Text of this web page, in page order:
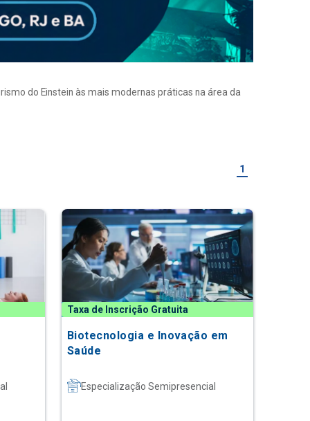
do Einstein às mais modernas práticas na área da
1
Taxa de Inscrição Gratuita
Biotecnologia e Inovação em
Saúde
Especialização Semipresencial